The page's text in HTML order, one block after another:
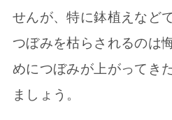
せんが、特に鉢植えなど
つぼみを枯らされるのは
めにつぼみが上がってき
ましょう。